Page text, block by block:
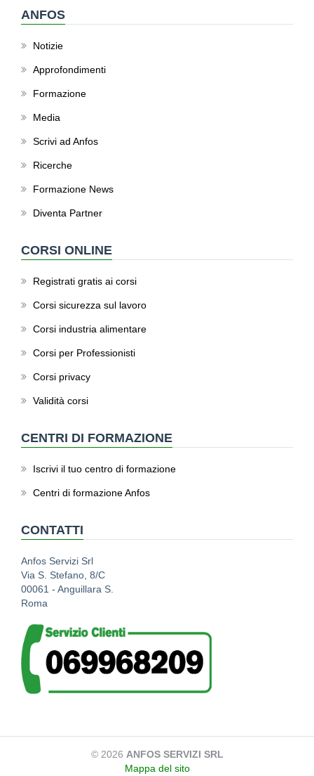
ANFOS
Notizie
Approfondimenti
Formazione
Media
Scrivi ad Anfos
Ricerche
Formazione News
Diventa Partner
CORSI ONLINE
Registrati gratis ai corsi
Corsi sicurezza sul lavoro
Corsi industria alimentare
Corsi per Professionisti
Corsi privacy
Validità corsi
CENTRI DI FORMAZIONE
Iscrivi il tuo centro di formazione
Centri di formazione Anfos
CONTATTI
Anfos Servizi Srl
Via S. Stefano, 8/C
00061 - Anguillara S.
Roma
© 2026 ANFOS SERVIZI SRL
Mappa del sito